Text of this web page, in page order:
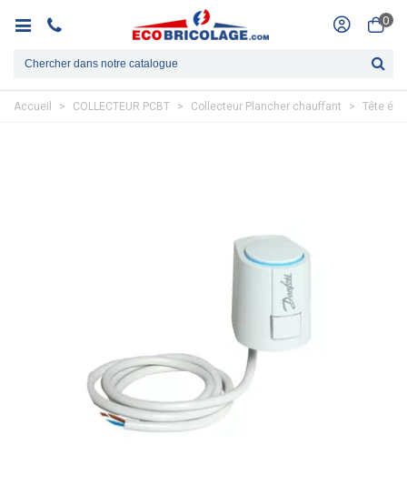
0
Accueil > COLLECTEUR PCBT > Collecteur Plancher chauffant > Tête